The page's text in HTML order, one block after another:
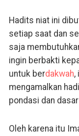
Hadits niat ini
setiap saat dan
saja
ingin berbakti
untuk berdakwah,
mengamalkan
pondasi dan
Oleh karena itu